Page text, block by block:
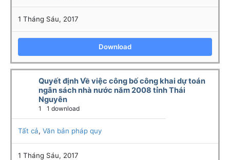
1 Tháng Sáu, 2017
Download
Quyết định Về việc công bố công khai dự toán
ngân sách nhà nư­ớc năm 2008 tỉnh Thái
Nguyên
1 1 download
Tất cả, Văn bản pháp quy
1 Tháng Sáu, 2017